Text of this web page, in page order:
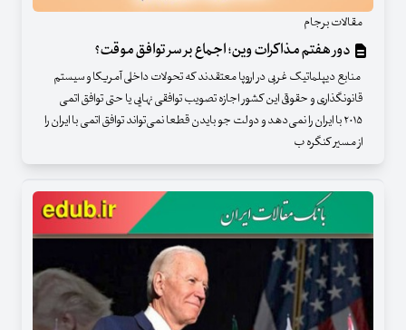
مقالات برجام
دور هفتم مذاکرات وین؛ اجماع بر سر توافق موقت؟
منابع دیپلماتیک غربی در اروپا معتقدند که تحولات داخلی آمریکا و سیستم
قانونگذاری و حقوقی این کشور اجازه تصویب توافقی نهایی یا حتی توافق اتمی
۲۰۱۵ با ایران را نمی‌دهد و دولت جو بایدن قطعا نمی‌تواند توافق اتمی با ایران را
از مسیر کنگره ب